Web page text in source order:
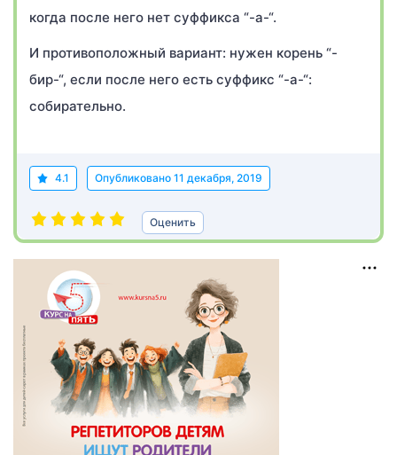
когда после него нет суффикса “-а-“.
И противоположный вариант: нужен корень “-
бир-“, если после него есть суффикс “-а-“:
собирательно.
4.1 Опубликовано 11 декабря, 2019
Оценить